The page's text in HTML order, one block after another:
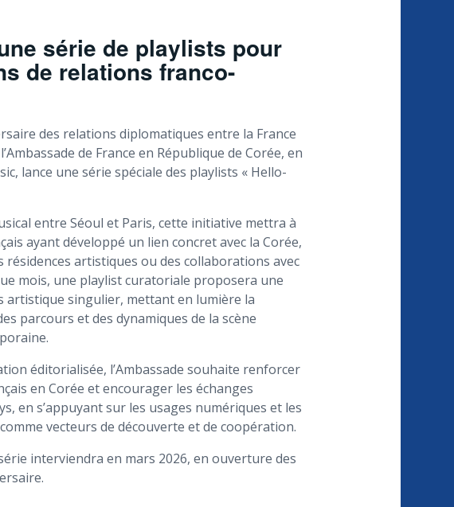
série de playlists pour
de relations franco-
des relations diplomatiques entre la France
de France en République de Corée, en
lance une série spéciale des playlists « Hello-
entre Séoul et Paris, cette initiative mettra à
ayant développé un lien concret avec la Corée,
résidences artistiques ou des collaborations avec
mois, une playlist curatoriale proposera une
artistique singulier, mettant en lumière la
parcours et des dynamiques de la scène
éditorialisée, l’Ambassade souhaite renforcer
en Corée et encourager les échanges
en s’appuyant sur les usages numériques et les
vecteurs de découverte et de coopération.
interviendra en mars 2026, en ouverture des